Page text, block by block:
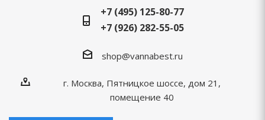
+7 (495) 125-80-77
+7 (926) 282-55-05
shop@vannabest.ru
г. Москва, Пятницкое шоссе, дом 21,
помещение 40